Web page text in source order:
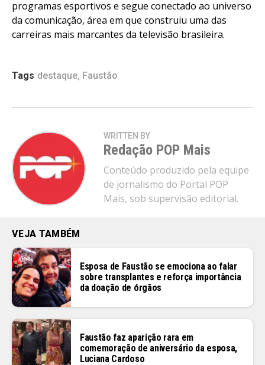
programas esportivos e segue conectado ao universo
da comunicação, área em que construiu uma das
carreiras mais marcantes da televisão brasileira.
Tags destaque, Faustão
WRITTEN BY
Redação POP Mais
Conteúdo produzido pela equipe
de jornalismo do Portal POP
Mais, sob supervisão editorial.
VEJA TAMBÉM
Esposa de Faustão se emociona ao falar
sobre transplantes e reforça importância
da doação de órgãos
Faustão faz aparição rara em
comemoração de aniversário da esposa,
Luciana Cardoso